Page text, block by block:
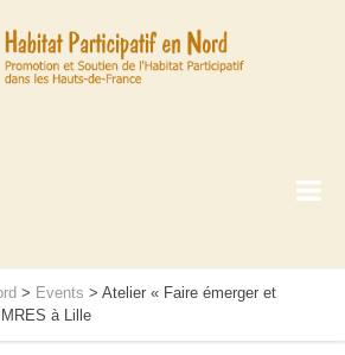
> Events > Atelier « Faire émerger et
à Lille